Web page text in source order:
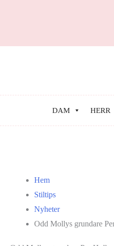
DAM HERR
Hem
Stiltips
Nyheter
Odd Mollys grundare